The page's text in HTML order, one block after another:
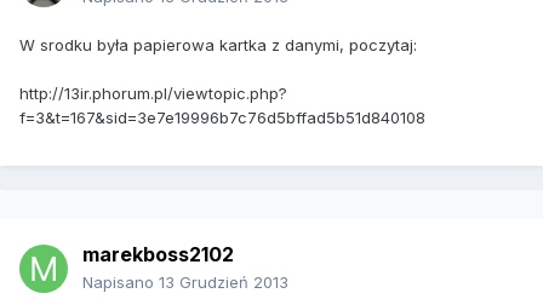
W srodku była papierowa kartka z danymi, poczytaj:
http://13ir.phorum.pl/viewtopic.php?
f=3&t=167&sid=3e7e19996b7c76d5bffad5b51d840108
marekboss2102
Napisano 13 Grudzień 2013